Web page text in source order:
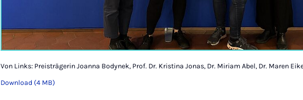
Von Links: Preisträgerin Joanna Bodynek, Prof. Dr. Kristina Jonas, Dr. Miriam Abel, Dr. Maren
Download (4 MB)